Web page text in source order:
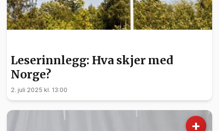
Leserinnlegg: Hva skjer med
Norge?
2. juli 2025 kl. 13:00
+